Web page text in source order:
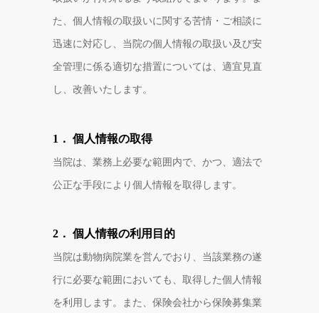
た、個人情報の取扱いに関する苦情・ご相談に
迅速に対応し、当院の個人情報の取扱い及び安
全管理に係る適切な措置については、適宜見直
し、改善いたします。
1． 個人情報の取得
当院は、業務上必要な範囲内で、かつ、適法で
公正な手段により個人情報を取得します。
2． 個人情報の利用目的
当院は動物病院業を営んでおり、当該業務の遂
行に必要な範囲においても、取得した個人情報
を利用します。また、保険会社から保険募集業